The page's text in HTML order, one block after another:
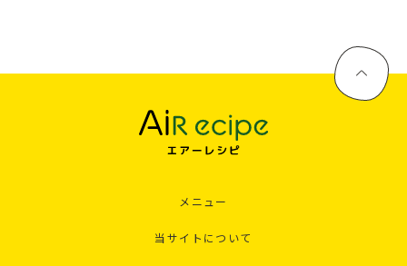
メニュー
当サイトについて